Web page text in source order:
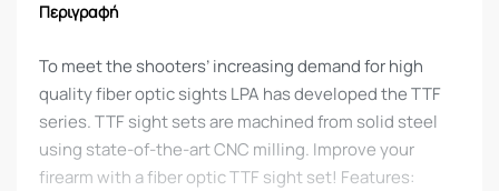
Περιγραφή
To meet the shooters’ increasing demand for high
quality fiber optic sights LPA has developed the TTF
series. TTF sight sets are machined from solid steel
using state-of-the-art CNC milling. Improve your
firearm with a fiber optic TTF sight set! Features: